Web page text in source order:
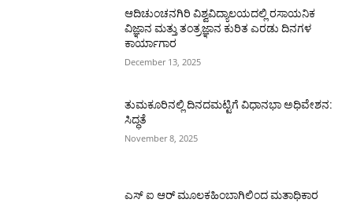
ಆದಿಚುಂಚನಗಿರಿ ವಿಶ್ವವಿದ್ಯಾಲಯದಲ್ಲಿ ರಸಾಯನಿಕ
ವಿಜ್ಞಾನ ಮತ್ತು ತಂತ್ರಜ್ಞಾನ ಕುರಿತ ಎರಡು ದಿನಗಳ
ಕಾರ್ಯಾಗಾರ
December 13, 2025
ತುಮಕೂರಿನಲ್ಲಿ ದಿನದಮಟ್ಟಿಗೆ ವಿಧಾನಭಾ ಅಧಿವೇಶನ:
ಸಿದ್ಧತೆ
November 8, 2025
ಎಸ್ ಐ ಆರ್ ಮೂಲಕಹಿಂಬಾಗಿಲಿಂದ ಮತಾಧಿಕಾರ